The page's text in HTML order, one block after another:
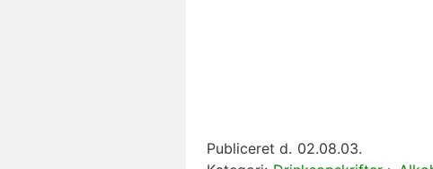
Publiceret d. 02.08.03.